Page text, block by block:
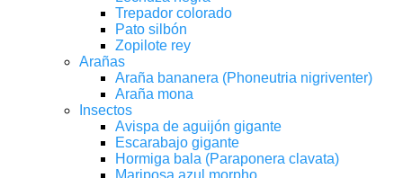
Trepador colorado
Pato silbón
Zopilote rey
Arañas
Araña bananera (Phoneutria nigriventer)
Araña mona
Insectos
Avispa de aguijón gigante
Escarabajo gigante
Hormiga bala (Paraponera clavata)
Mariposa azul morpho